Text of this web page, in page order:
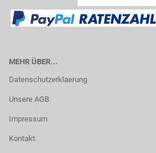
MEHR ÜBER...
Datenschutzerklaerung
Unsere AGB
Impressum
Kontakt